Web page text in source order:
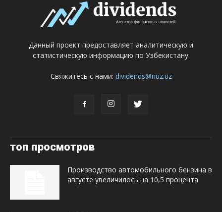
Данный проект предоставляет аналитическую и
статистическую информацию по Узбекистану.
Свяжитесь с нами: dividends@nuz.uz
топ просмотров
Производство автомобильного бензина в
августе увеличилось на 10,5 процента